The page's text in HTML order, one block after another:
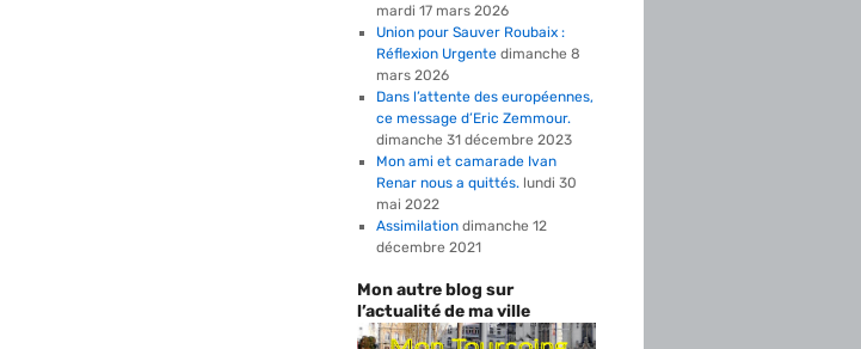
mardi 17 mars 2026
Union pour Sauver Roubaix :
Réflexion Urgente dimanche 8
mars 2026
Dans l’attente des européennes,
ce message d’Eric Zemmour.
dimanche 31 décembre 2023
Mon ami et camarade Ivan
Renar nous a quittés. lundi 30
mai 2022
Assimilation dimanche 12
décembre 2021
Mon autre blog sur
l’actualité de ma ville